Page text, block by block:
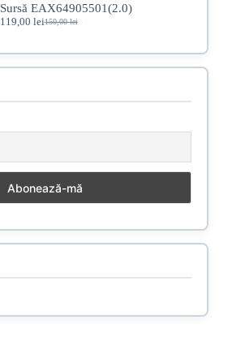
110,00 lei.
Sursă EAX64905501(2.0)
150,00lei
Prețul
a
fost:
119,00 leiPrețul
este:
119,00 lei.